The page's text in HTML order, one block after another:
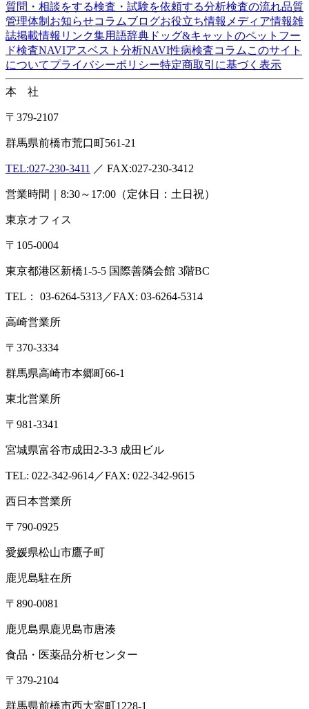
質問・相談をする検査・試験を依頼する分析検査の流れ品質
管理体制 お知らせコラムブログお役立ち情報 メディア情報雑
誌掲載情報 リンク集用語辞典 ドッグ&キャットのペットフー
ド検査NAVIアスベスト分析NAVI性病検査コラムこのサイト
についてプライバシーポリシー特定商取引に基づく表示
本 社
〒379-2107
群馬県前橋市荒口町561-21
TEL:027-230-3411 ／ FAX:027-230-3412
営業時間｜8:30～17:00（定休日：土日祝）
東京オフィス
〒105-0004
東京都港区新橋1-5-5 国際善隣会館 3階BC
TEL： 03-6264-5313／FAX: 03-6264-5314
高崎営業所
〒370-3334
群馬県高崎市本郷町66-1
東北営業所
〒981-3341
宮城県富谷市成田2-3-3 成田ビル
TEL: 022-342-9614／FAX: 022-342-9615
西日本営業所
〒790-0925
愛媛県松山市鷹子町
鹿児島駐在所
〒890-0081
鹿児島県鹿児島市唐湊
食品・医薬品分析センター
〒379-2104
群馬県前橋市西大室町1228-1